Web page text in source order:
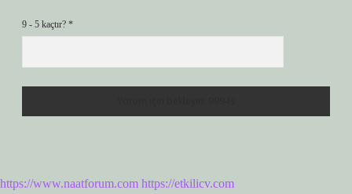
9 - 5 kaçtır? *
https://www.naatforum.com https://etkilicv.com